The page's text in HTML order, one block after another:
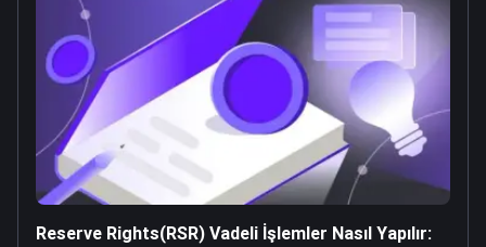
Reserve Rights(RSR) Vadeli İşlemler Nasıl Yapılır: